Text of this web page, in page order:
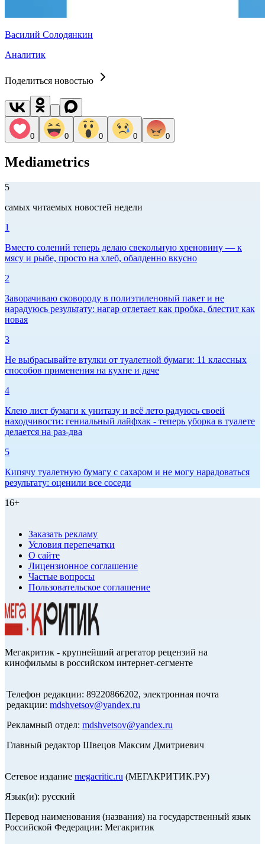
Василий Солодянкин
Аналитик
Поделиться новостью
0 0 0 0 0
Mediametrics
5
самых читаемых новостей недели
1
Вместо солений теперь делаю свекольную хреновину — к
мясу и рыбе, просто на хлеб, обалденно вкусно
2
Заворачиваю сковороду в полиэтиленовый пакет и не
нарадуюсь результату: нагар отлетает как пробка, блестит как
новая
3
Не выбрасывайте втулки от туалетной бумаги: 11 классных
способов применения на кухне и даче
4
Клею лист бумаги к унитазу и всё лето радуюсь своей
находчивости: гениальный лайфхак - теперь уборка в туалете
делается на раз-два
5
Кипячу туалетную бумагу с сахаром и не могу нарадоваться
результату: оценили все соседи
16+
Заказать рекламу
Условия перепечатки
О сайте
Лицензионное соглашение
Частые вопросы
Пользовательское соглашение
Мегакритик - крупнейший агрегатор рецензий на
кинофильмы в российском интернет-сегменте
Телефон редакции: 89220866202, электронная почта
редакции: mdshvetsov@yandex.ru
Рекламный отдел: mdshvetsov@yandex.ru
Главный редактор Швецов Максим Дмитриевич
Сетевое издание megacritic.ru (МЕГАКРИТИК.РУ)
Язык(и): русский
Перевод наименования (названия) на государственный язык
Российской Федерации: Мегакритик